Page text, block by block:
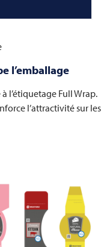
l’emballage
l’étiquetage Full Wrap.
l’attractivité sur les